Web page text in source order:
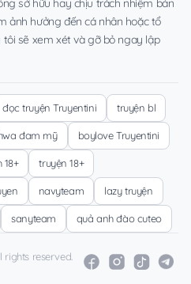
sở hữu hay chịu trách nhiệm bản
ảnh hưởng đến cá nhân hoặc tổ
tôi sẽ xem xét và gỡ bỏ ngay lập
đọc truyện Truyentini truyện bl
đam mỹ boylove Truyentini
truyện 18+
navyteam lazy truyện
sanyteam quả anh đào cuteo
reserved.